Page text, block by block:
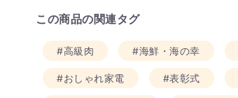
この商品の関連タグ
#高級肉 #海鮮・海の幸
#おしゃれ家電 #表彰式